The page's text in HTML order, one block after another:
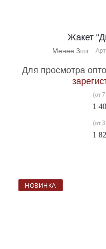
Жакет
Менее 3шт.
Для просмотра
(от
1
(от
1
НОВИНКА